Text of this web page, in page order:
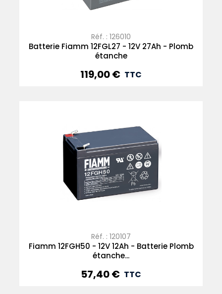
Réf. : 126010
Batterie Fiamm 12FGL27 - 12V 27Ah - Plomb
étanche
Prix
119,00 € TTC
Réf. : 120107
Fiamm 12FGH50 - 12V 12Ah - Batterie Plomb
étanche...
Prix
57,40 € TTC